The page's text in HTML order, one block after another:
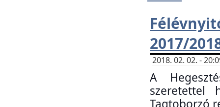
2017/
2018. 02. 02. -
A
szeretettel
Tagtoborzó